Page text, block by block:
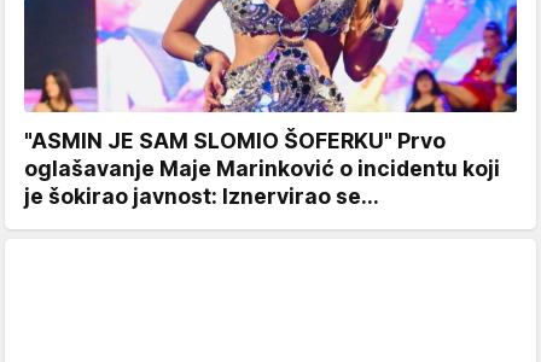
"ASMIN JE SAM SLOMIO ŠOFERKU" Prvo
oglašavanje Maje Marinković o incidentu koji
je šokirao javnost: Iznervirao se...